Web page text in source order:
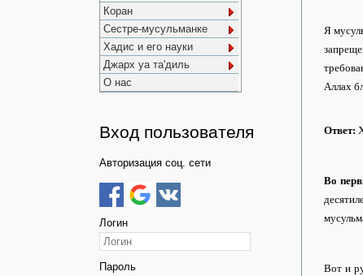
Коран
Сестре-мусульманке
Хадис и его науки
Джарх уа та'диль
О нас
Вход пользователя
Авторизация соц. сети
Логин
Пароль
Я
Аллах
Ответ:
Во
Вот и